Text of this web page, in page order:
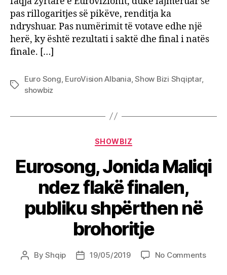
pas rillogaritjes së pikëve, renditja ka
ndryshuar. Pas numërimit të votave edhe një
herë, ky është rezultati i saktë dhe final i natës
finale. […]
Tags
Euro Song EuroVision Albania ,Show Bizi Shqiptar,
showbiz
Categories
SHOWBIZ
Eurosong, Jonida Maliqi
ndez flakë finalen,
publiku shpërthen në
brohoritje
PostByShqip
Post19/05/2019 No Commentson